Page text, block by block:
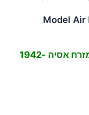
Model Air
מטוסי ח"א הבריטי בחזית דרום מזרח אסיה 1942-